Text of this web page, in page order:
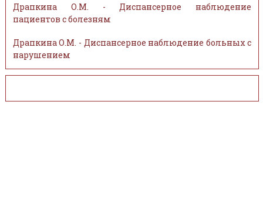
Драпкина О.М. - Диспансерное наблюдение
пациентов с болезням
Драпкина О.М. - Диспансерное наблюдение больных с
нарушением